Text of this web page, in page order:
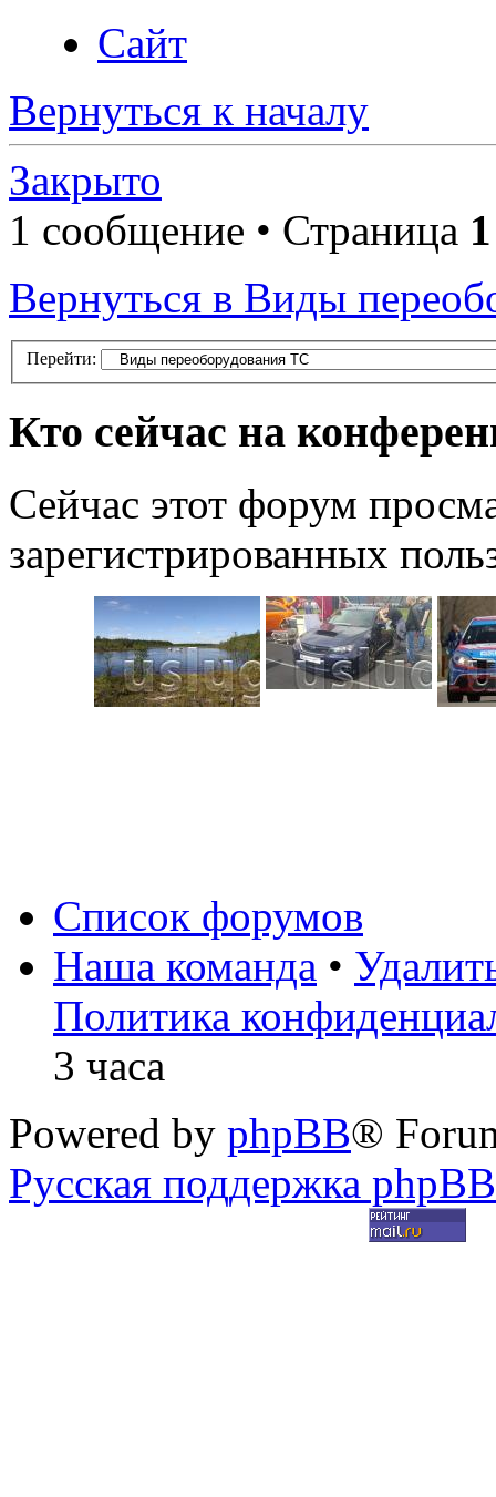
Сайт
Вернуться к началу
Закрыто
1 сообщение • Страница 1
Вернуться в Виды
Перейти:
Кто сейчас на
Сейчас этот форум
зарегистрированных
Список форумов
Наша команда •
Политика
3 часа
Powered by phpBB®
Русская поддержка phpBB